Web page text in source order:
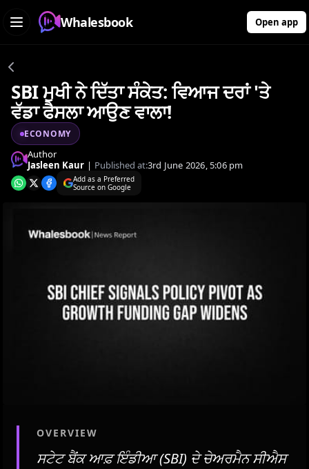
Whalesbook Open app
SBI ਮੁਖੀ ਨੇ ਦਿੱਤਾ ਸੰਕੇਤ: ਵਿਆਜ ਦਰਾਂ 'ਤੇ
ਵੱਡਾ ਫੈਸਲਾ ਆਉਣ ਵਾਲਾ!
ECONOMY
Author
Jasleen Kaur | Published at:3rd June 2026, 5:06 pm
Add as a Preferred
Source on Google
OVERVIEW
ਸਟੇਟ ਬੈਂਕ ਆਫ਼ ਇੰਡੀਆ (SBI) ਦੇ ਚੇਅਰਮੈਨ ਸੀਐਸ